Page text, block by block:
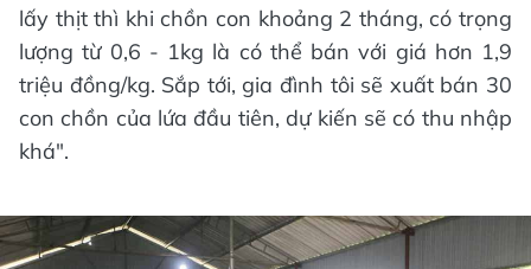
lấy thịt thì khi chồn con khoảng 2 tháng, có trọng
lượng từ 0,6 - 1kg là có thể bán với giá hơn 1,9
triệu đồng/kg. Sắp tới, gia đình tôi sẽ xuất bán 30
con chồn của lứa đầu tiên, dự kiến sẽ có thu nhập
khá".